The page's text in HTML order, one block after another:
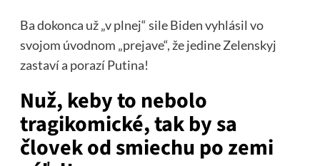
Ba dokonca už „v plnej“ sile Biden vyhlásil vo
svojom úvodnom „prejave“, že jedine Zelenskyj
zastaví a porazí Putina!
Nuž, keby to nebolo
tragikomické, tak by sa
človek od smiechu po zemi